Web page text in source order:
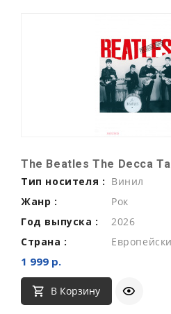
The Beatles The Decca
Тип носителя : Винил
Жанр :
Рок
Год выпуска :
2026
Страна :
1 999 р.
В Корзину